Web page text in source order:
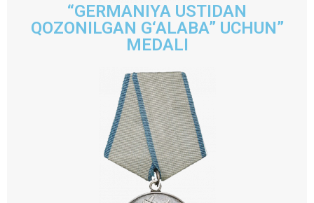
“GERMANIYA USTIDAN
QOZONILGAN G‘ALABA” UCHUN”
MEDALI